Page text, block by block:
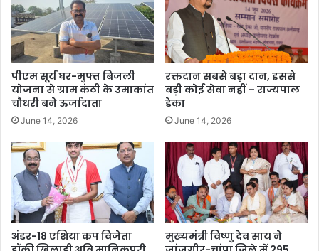
पीएम सूर्य घर-मुफ्त बिजली
योजना से ग्राम कंठी के उमाकांत
चौधरी बने ऊर्जादाता
June 14, 2026
रक्तदान सबसे बड़ा दान, इससे
बड़ी कोई सेवा नहीं – राज्यपाल
डेका
June 14, 2026
अंडर-18 एशिया कप विजेता
मुख्यमंत्री विष्णु देव साय ने